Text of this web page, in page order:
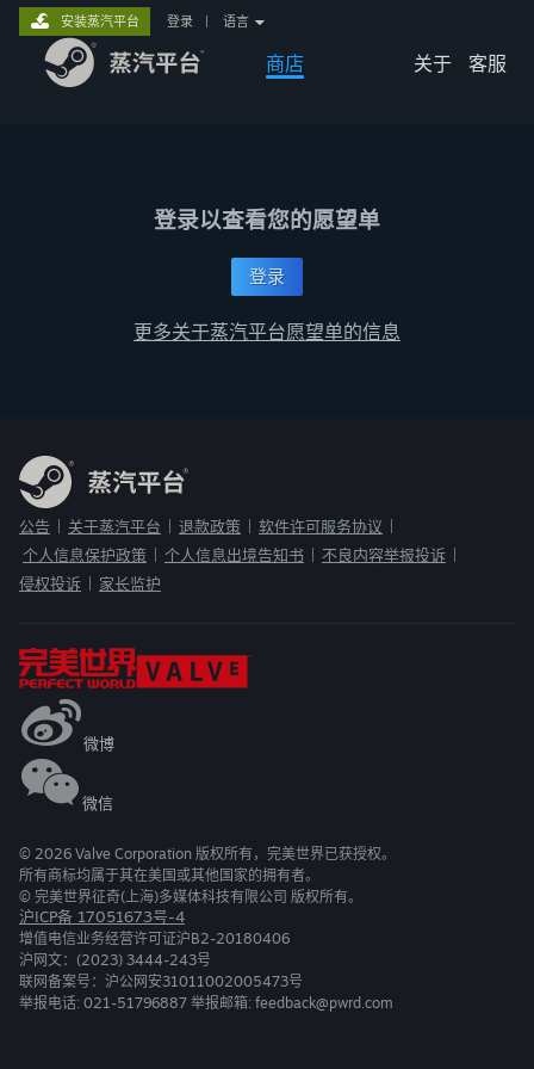
商店 关于 客服
安装蒸汽平台 登录 语言
登录以查看您的愿望单
登录
更多关于蒸汽平台愿望单的信息
公告 关于蒸汽平台 退款政策 软件许可服务协议
个人信息保护政策 个人信息出境告知书 不良内容举报投诉
侵权投诉 家长监护
微博
微信
© 2026 Valve Corporation 版权所有，完美世界已获授权。
所有商标均属于其在美国或其他国家的拥有者。
© 完美世界征奇(上海)多媒体科技有限公司 版权所有。
沪ICP备 17051673号-4
增值电信业务经营许可证沪B2-20180406
沪网文：(2023) 3444-243号
联网备案号：沪公网安31011002005473号
举报电话: 021-51796887 举报邮箱: feedback@pwrd.com